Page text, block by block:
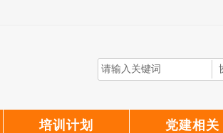
培训计划 党建相关